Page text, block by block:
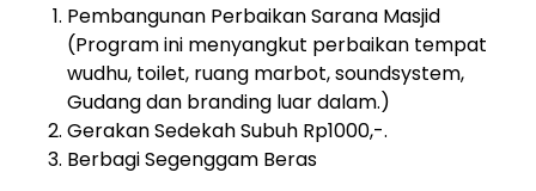
Pembangunan Perbaikan Sarana Masjid
(Program ini menyangkut perbaikan tempat
wudhu, toilet, ruang marbot, soundsystem,
Gudang dan branding luar dalam.)
Gerakan Sedekah Subuh Rp1000,-.
Berbagi Segenggam Beras